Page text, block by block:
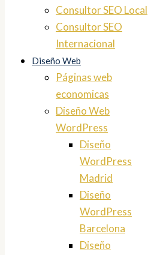
Consultor SEO Local
Consultor SEO
Internacional
Diseño Web
Páginas web
economicas
Diseño Web
WordPress
Diseño
WordPress
Madrid
Diseño
WordPress
Barcelona
Diseño